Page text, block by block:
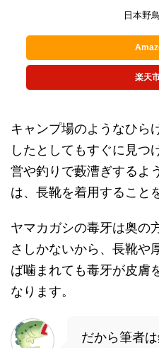
日本野
楽天
キャンプ場のようなひら
したとしてもすぐに見つ
営や釣りで藪漕ぎするよ
は、長靴を着用すること
ヤマカガシの毒牙は奥の
さしかないから、長靴や
ば噛まれても毒牙が皮膚
なります。
だから筆者